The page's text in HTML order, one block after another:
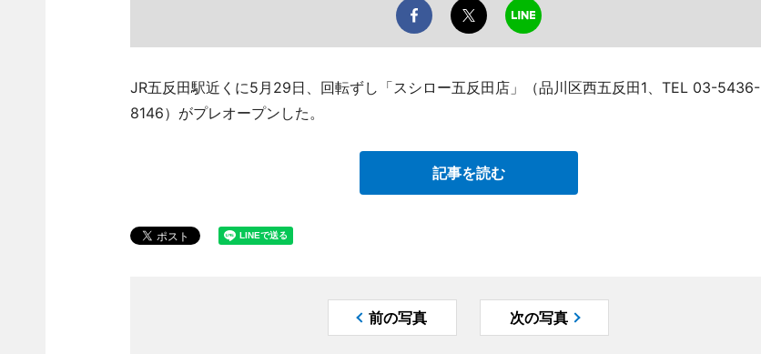
JR五反田駅近くに5月29日、回転ずし「スシロー五反田店」（品川区西五反田1、TEL 03-5436-
8146）がプレオープンした。
記事を読む
前の写真 次の写真